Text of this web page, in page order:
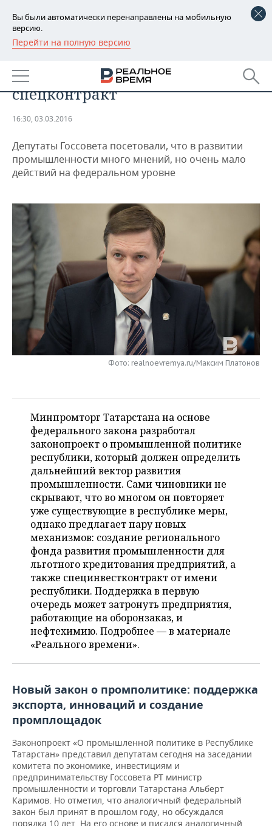
Вы были автоматически перенаправлены на мобильную
версию.
Перейти на полную версию
РЕГИОНЫ
БАШКОРТОСТАН
ТАТАРСТАН
НОВОСТИ
АНАЛИТИКА
ДЕКЛАРАЦИИ О ДОХОДАХ
ВУЗЫ ТАТАРСТАНА
КОМУ ПРИНАДЛЕЖАТ
ТОРГОВЫЕ ЦЕНТРЫ
ТАТАРСТАНА
НОВОСТИ ЭКОНОМИКИ
БАНКИ
БЮДЖЕТ
ИНВЕСТИЦИИ
ПРОМЫШЛЕННОСТЬ
АГРОПРОМ
МАШИНОСТРОЕНИЕ
НЕФТЕХИМИЯ
НЕФТЬ
ОПК
НОВОСТИ НЕДВИЖИМОСТИ
АВТО
НОВОСТИ АВТО
БИЗНЕС
НОВОСТИ БИЗНЕСА
РОЗНИЧНАЯ ТОРГОВЛЯ
ТРАНСПОРТ
УСЛУГИ
ТЕХНОЛОГИИ
НОВОСТИ ТЕХНОЛОГИЙ
IT
МЕДИА
МЕРОПРИЯТИЯ
НОВОСТИ МЕРОПРИЯТИЙ
ВЫЕЗДНАЯ РЕДАКЦИЯ
ОТКРЫТАЯ ЛЕКЦИЯ
СПОРТ
НОВОСТИ СПОРТА
БАСКЕТБОЛ
ВОЛЕЙБОЛ
КИБЕРСПОРТ
ФИГУРНОЕ КАТАНИЕ
ВОДНЫЕ ВИДЫ СПОРТА
ХОККЕЙ С МЯЧОМ
ОБЩЕСТВО
ИНФРАСТРУКТУРА
ИСТОРИЯ
КУЛЬТУРА
МЕДИЦИНА
ОБРАЗОВАНИЕ
ПРОИСШЕСТВИЯ
СПРАВОЧНИК
СПИСОК ПЕРСОН
СПИСОК КОМПАНИЙ
ПОЛНАЯ ВЕРСИЯ
промышленникам фонд и
спецконтракт
16:30, 03.03.2016
Депутаты Госсовета посетовали, что в развитии
промышленности много мнений, но очень мало
действий на федеральном уровне
Фото: realnoevremya.ru/Максим Платонов
Минпромторг Татарстана на основе
федерального закона разработал
законопроект о промышленной политике
республики, который должен определить
дальнейший вектор развития
промышленности. Сами чиновники не
скрывают, что во многом он повторяет
уже существующие в республике меры,
однако предлагает пару новых
механизмов: создание регионального
фонда развития промышленности для
льготного кредитования предприятий, а
также специнвестконтракт от имени
республики. Поддержка в первую
очередь может затронуть предприятия,
работающие на оборонзаказ, и
нефтехимию. Подробнее — в материале
«Реального времени».
Новый закон о промполитике: поддержка
экспорта, инноваций и создание
промплощадок
Законопроект «О промышленной политике в Республике
Татарстан» представил депутатам сегодня на заседании
комитета по экономике, инвестициям и
предпринимательству Госсовета РТ министр
промышленности и торговли Татарстана Альберт
Каримов. Но отметил, что аналогичный федеральный
закон был принят в прошлом году, но обсуждался
порядка 10 лет. На его основе и писался аналогичный